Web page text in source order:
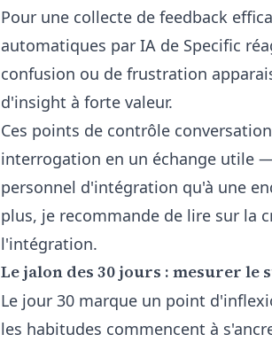
Pour une collecte de feedback
automatiques par IA de Specific
confusion ou de frustration
d'insight à forte valeur.
Ces points de contrôle
interrogation en un échange utile
personnel d'intégration qu'à une
plus, je recommande de lire sur la
l'intégration.
Le jalon des 30 jours : mesurer le
Le jour 30 marque un point
les habitudes commencent à